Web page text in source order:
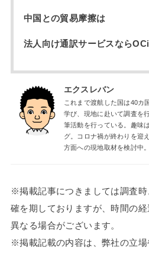
中国との貿易摩擦は
法人向け通訳サービスなら
エクスレバン
これまで渡航した国は40
学び、現地に赴いて調査を
筆活動を行っている。趣味
グ。コロナ禍が終わりを迎
方面への現地取材を検討中。
※掲載記事につきましては調査
確を期しておりますが、時間の
異なる場合がございます。
※掲載記載の内容は、弊社の立